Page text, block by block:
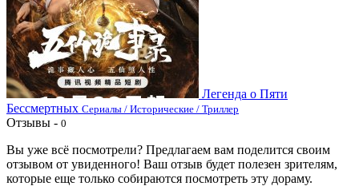
Легенда о Пяти
Бессмертных Сериалы / Исторические / Триллер
Отзывы - 0
Вы уже всё посмотрели? Предлагаем вам поделится своим
отзывом от увиденного! Ваш отзыв будет полезен зрителям,
которые еще только собираются посмотреть эту дораму.